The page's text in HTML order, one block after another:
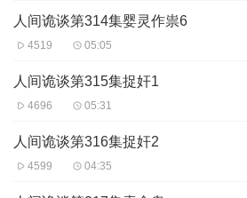
人间诡谈第314集婴灵作祟6
4519 05:05
人间诡谈第315集捉奸1
4696 05:31
人间诡谈第316集捉奸2
4599 04:35